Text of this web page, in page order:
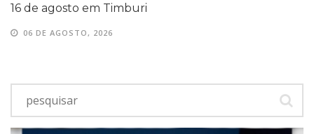
16 de agosto em Timburi
06 DE AGOSTO, 2026